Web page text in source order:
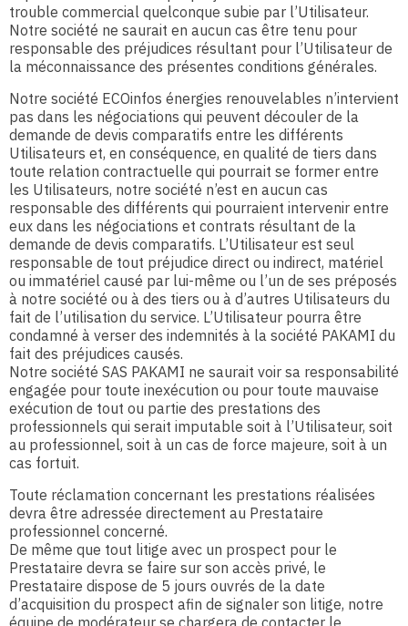
trouble commercial quelconque subie par l’Utilisateur.
Notre société ne saurait en aucun cas être tenu pour
responsable des préjudices résultant pour l’Utilisateur de
la méconnaissance des présentes conditions générales.
Notre société ECOinfos énergies renouvelables n’intervient
pas dans les négociations qui peuvent découler de la
demande de devis comparatifs entre les différents
Utilisateurs et, en conséquence, en qualité de tiers dans
toute relation contractuelle qui pourrait se former entre
les Utilisateurs, notre société n’est en aucun cas
responsable des différents qui pourraient intervenir entre
eux dans les négociations et contrats résultant de la
demande de devis comparatifs. L’Utilisateur est seul
responsable de tout préjudice direct ou indirect, matériel
ou immatériel causé par lui-même ou l’un de ses préposés
à notre société ou à des tiers ou à d’autres Utilisateurs du
fait de l’utilisation du service. L’Utilisateur pourra être
condamné à verser des indemnités à la société PAKAMI du
fait des préjudices causés.
Notre société SAS PAKAMI ne saurait voir sa responsabilité
engagée pour toute inexécution ou pour toute mauvaise
exécution de tout ou partie des prestations des
professionnels qui serait imputable soit à l’Utilisateur, soit
au professionnel, soit à un cas de force majeure, soit à un
cas fortuit.
Toute réclamation concernant les prestations réalisées
devra être adressée directement au Prestataire
professionnel concerné.
De même que tout litige avec un prospect pour le
Prestataire devra se faire sur son accès privé, le
Prestataire dispose de 5 jours ouvrés de la date
d’acquisition du prospect afin de signaler son litige, notre
équipe de modérateur se chargera de contacter le